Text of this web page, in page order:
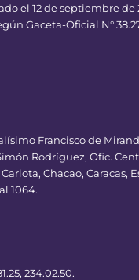
el 12 de septiembre
Gaceta-Oficial N°
Francisco de
Rodríguez, Ofic.
Chacao, Caracas,
1064.
234.02.50.